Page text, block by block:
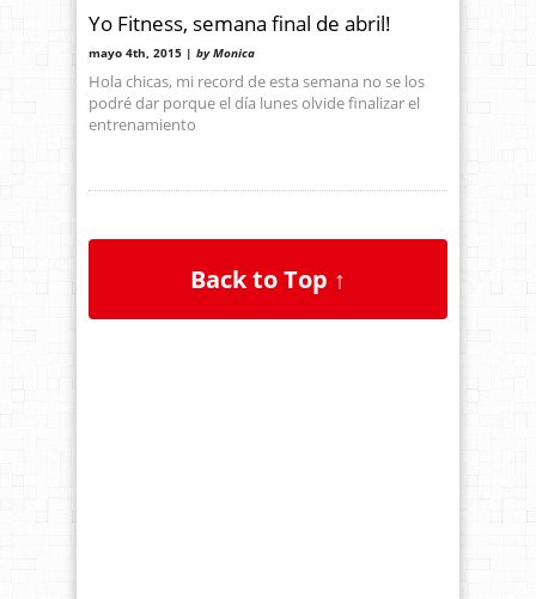
Yo Fitness, semana final de abril!
mayo 4th, 2015 | by Monica
Hola chicas, mi record de esta semana no se los
podré dar porque el día lunes olvide finalizar el
entrenamiento
Back to Top ↑